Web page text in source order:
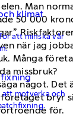
klimat
att minska vår
motverka och
Man
50 000
när jag
Många
missbruk?
något. Det
bryr
för.